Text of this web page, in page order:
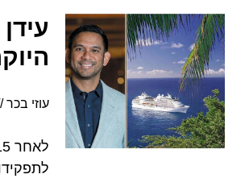
עידן
עוזי בכר 4 במרץ 2026
לתפקידו.